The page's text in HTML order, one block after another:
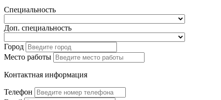
Специальность
Доп. специальность
Город
Место работы
Контактная информация
Телефон